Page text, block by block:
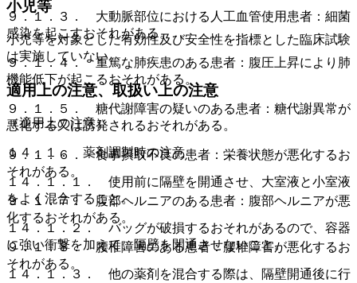
小児等
小児等を対象とした有効性及び安全性を指標とした臨床試験
は実施していない。
適用上の注意、取扱い上の注意
（適用上の注意）
１４．１． 薬剤調製時の注意
１４．１．１． 使用前に隔壁を開通させ、大室液と小室液
をよく混合すること。
１４．１．２． バッグが破損するおそれがあるので、容器
に強い衝撃を加えて、隔壁を開通させないこと。
１４．１．３． 他の薬剤を混合する際は、隔壁開通後に行
９．１．３． 大動脈部位における人工血管使用患者：細菌
感染を起こすおそれがある。
９．１．４． 重篤な肺疾患のある患者：腹圧上昇により肺
機能低下が起こるおそれがある。
９．１．５． 糖代謝障害の疑いのある患者：糖代謝異常が
悪化する又は誘発されるおそれがある。
９．１．６． 食事摂取不良の患者：栄養状態が悪化するお
それがある。
９．１．７． 腹部ヘルニアのある患者：腹部ヘルニアが悪
化するおそれがある。
９．１．８． 腰椎障害のある患者：腰椎障害が悪化するお
それがある。